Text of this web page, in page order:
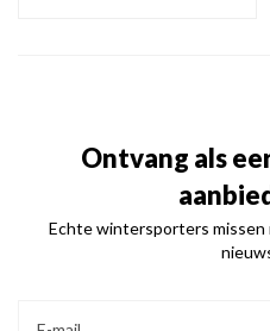
Ontvang als
Echte wintersporters missen